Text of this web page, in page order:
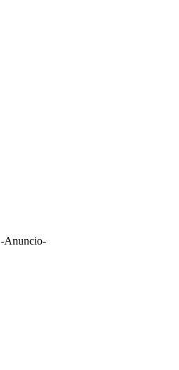
-Anuncio-